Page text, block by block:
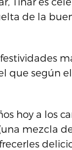
de la
que según
hoy a los
mezcla